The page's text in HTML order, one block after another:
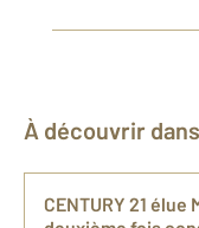
À découvrir
CENTURY 21 élue